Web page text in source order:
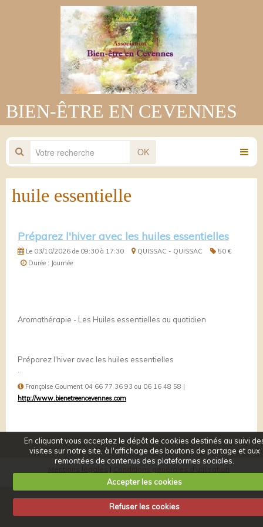
BIEN-ÊTRE EN CEVENNES
OK
huile essentielle
Préparez l'hiver avec les huiles essentielles
Le 03/10/2026 de 09:30 à 17:30 QUISSAC - QUISSAC
50 €
Durée : Journée
Aromathérapie - Les Huiles essentielles au quotidien
Préparez l'hiver avec les huiles essentielles
Françoise Goument 04 66 77 36 93 ou 06 16 48 58 |
http://www.bienetreencevennes.com
Mentions légales Conditions générales d'utilisation
En cliquant vous acceptez le dépôt de cookies destinés au suivi
visites sur notre site, à l'affichage des boutons de partage et aux
remontées de contenus des plateformes sociales.
Accepter les cookies
Refuser les cookies